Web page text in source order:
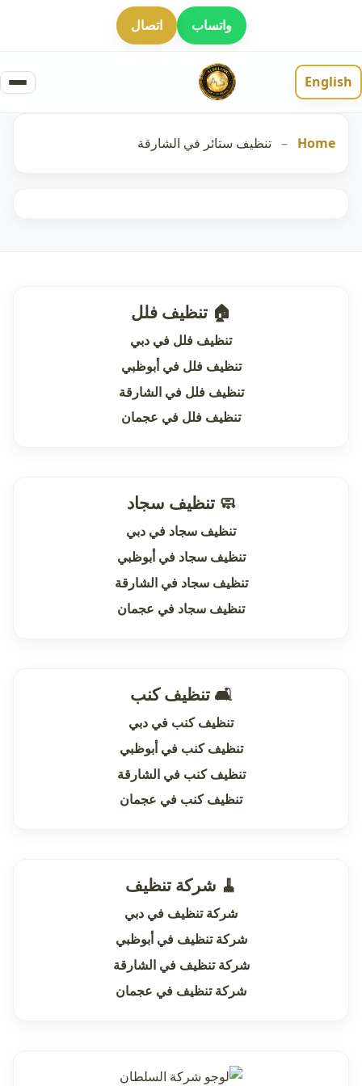
واتساب اتصال
English
Home
– تنظيف ستائر في الشارقة
🏠 تنظيف فلل
تنظيف فلل في دبي
تنظيف فلل في أبوظبي
تنظيف فلل في الشارقة
تنظيف فلل في عجمان
🧼 تنظيف سجاد
تنظيف سجاد في دبي
تنظيف سجاد في أبوظبي
تنظيف سجاد في الشارقة
تنظيف سجاد في عجمان
🛋 تنظيف كنب
تنظيف كنب في دبي
تنظيف كنب في أبوظبي
تنظيف كنب في الشارقة
تنظيف كنب في عجمان
🧹 شركة تنظيف
شركة تنظيف في دبي
شركة تنظيف في أبوظبي
شركة تنظيف في الشارقة
شركة تنظيف في عجمان